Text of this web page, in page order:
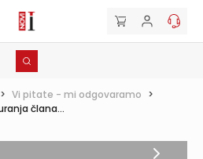
> Vi pitate - mi odgovaramo >
člana...